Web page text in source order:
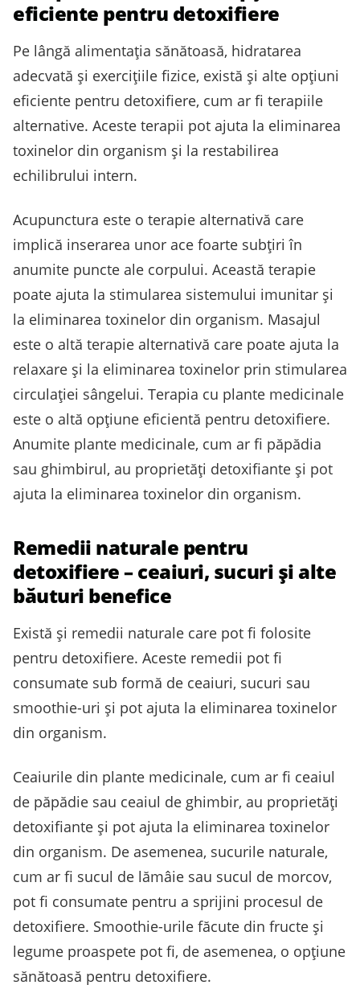
eficiente pentru detoxifiere
Pe lângă alimentația sănătoasă, hidratarea
adecvată și exercițiile fizice, există și alte opțiuni
eficiente pentru detoxifiere, cum ar fi terapiile
alternative. Aceste terapii pot ajuta la eliminarea
toxinelor din organism și la restabilirea
echilibrului intern.
Acupunctura este o terapie alternativă care
implică inserarea unor ace foarte subțiri în
anumite puncte ale corpului. Această terapie
poate ajuta la stimularea sistemului imunitar și
la eliminarea toxinelor din organism. Masajul
este o altă terapie alternativă care poate ajuta la
relaxare și la eliminarea toxinelor prin stimularea
circulației sângelui. Terapia cu plante medicinale
este o altă opțiune eficientă pentru detoxifiere.
Anumite plante medicinale, cum ar fi păpădia
sau ghimbirul, au proprietăți detoxifiante și pot
ajuta la eliminarea toxinelor din organism.
Remedii naturale pentru
detoxifiere – ceaiuri, sucuri și alte
băuturi benefice
Există și remedii naturale care pot fi folosite
pentru detoxifiere. Aceste remedii pot fi
consumate sub formă de ceaiuri, sucuri sau
smoothie-uri și pot ajuta la eliminarea toxinelor
din organism.
Ceaiurile din plante medicinale, cum ar fi ceaiul
de păpădie sau ceaiul de ghimbir, au proprietăți
detoxifiante și pot ajuta la eliminarea toxinelor
din organism. De asemenea, sucurile naturale,
cum ar fi sucul de lămâie sau sucul de morcov,
pot fi consumate pentru a sprijini procesul de
detoxifiere. Smoothie-urile făcute din fructe și
legume proaspete pot fi, de asemenea, o opțiune
sănătoasă pentru detoxifiere.